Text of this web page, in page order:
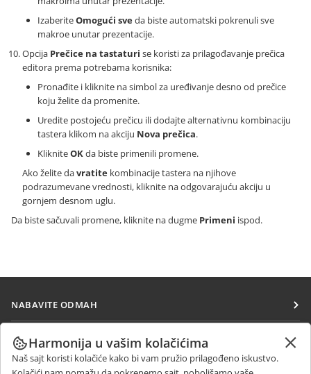
IzaberiteOmogući sveda biste automatski pokrenuli sve
makroe unutar prezentacije.
Opcija Prečice na tastaturi se koristi za prilagođavanje prečica
editora prema potrebama korisnika:
Pronađite i kliknite na simbol za uređivanje desno od prečice
koju želite da promenite.
Uredite postojeću prečicu ili dodajte alternativnu kombinaciju
tastera klikom na akciju Nova prečica.
KlikniteOKda biste primenili promene.
Ako želite davratite kombinacije tastera na njihove
podrazumevane vrednosti, kliknite na odgovarajuću akciju u
gornjem desnom uglu.
Da biste sačuvali promene, kliknite na dugme Primeni ispod.
NABAVITE ODMAH
Docs
DocSpace
SARAĐUJTE
Za doprinosioce
PRIMAJTE VESTI
Harmonija u vašim kolačićima
Naš sajt koristi kolačiće kako bi vam pružio prilagođeno iskustvo.